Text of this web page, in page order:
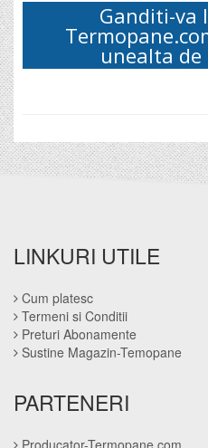
Ganditi-va
unealta
LINKURI UTILE
Cum platesc
Termeni si Conditii
Preturi Abonamente
Sustine Magazin-Temopane
PARTENERI
Producator-Termopane.com